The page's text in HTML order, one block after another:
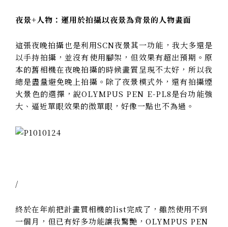
夜景+人物：運用於拍攝以夜景為背景的人物畫面
這張夜晚拍攝也是利用SCN夜景其一功能，我大多還是
以手持拍攝，並沒有使用腳架，但效果有超出預期。原
本的舊相機在夜晚拍攝的時候畫質呈現不太好，所以我
總是盡量避免晚上拍攝。 除了夜景模式外，還有拍攝煙
火景色的選擇，說OLYMPUS PEN E-PL8是台功能強
大、逼近單眼效果的微單眼，好像一點也不為過。
/
終於在年前把計畫買相機的list完成了，雖然使用不到
一個月，但已有好多功能讓我驚艷， OLYMPUS PEN